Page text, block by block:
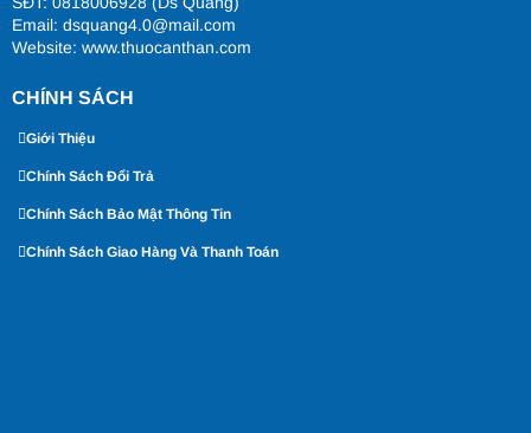
Email: dsquang4.0@mail.com
Website: www.thuocanthan.com
CHÍNH SÁCH
Giới Thiệu
Chính Sách Đổi Trả
Chính Sách Bảo Mật Thông Tin
Chính Sách Giao Hàng Và Thanh Toán